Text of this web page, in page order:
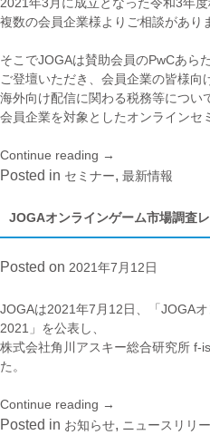
複数の会員企業様よりご相談があり
そこでJOGAは賛助会員のPwCあら
ご登壇いただき、会員企業の皆様向
海外向け配信に関わる税務等につい
会員企業を対象としたオンラインセ
Continue reading “JOGA：
令
3
税
改
解
ミ
ナ
→
Posted in セミナー, 最新情報
JOGAオンラインゲーム市場調査
Posted on 2021年7月12日
JOGAは2021年7月12日、「JOGA
2021」を公表し、
株式会社角川アスキー総合研究所 f-
た。
Continue reading “JOGA
オ
→
Posted in お知らせ, ニュースリリ